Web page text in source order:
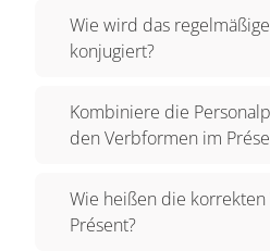
Wie wird das
konjugiert?
Kombiniere die
den Verbformen im
Wie heißen die
Présent?